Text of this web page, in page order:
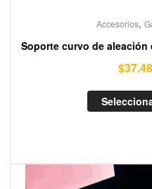
Accesorios,
Soporte curvo de
$37.48